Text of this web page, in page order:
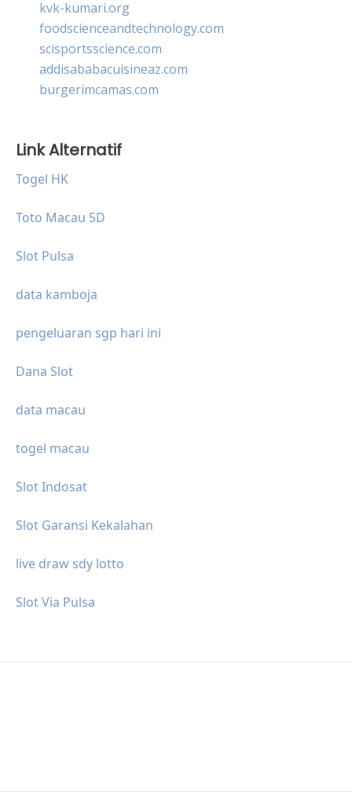
kvk-kumari.org
foodscienceandtechnology.com
scisportsscience.com
addisababacuisineaz.com
burgerimcamas.com
Link Alternatif
Togel HK
Toto Macau 5D
Slot Pulsa
data kamboja
pengeluaran sgp hari ini
Dana Slot
data macau
togel macau
Slot Indosat
Slot Garansi Kekalahan
live draw sdy lotto
Slot Via Pulsa